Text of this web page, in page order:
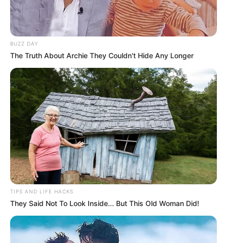
BUZZ DAY
The Truth About Archie They Couldn't Hide Any Longer
TIPS AND LIFE HACKS
They Said Not To Look Inside... But This Old Woman Did!